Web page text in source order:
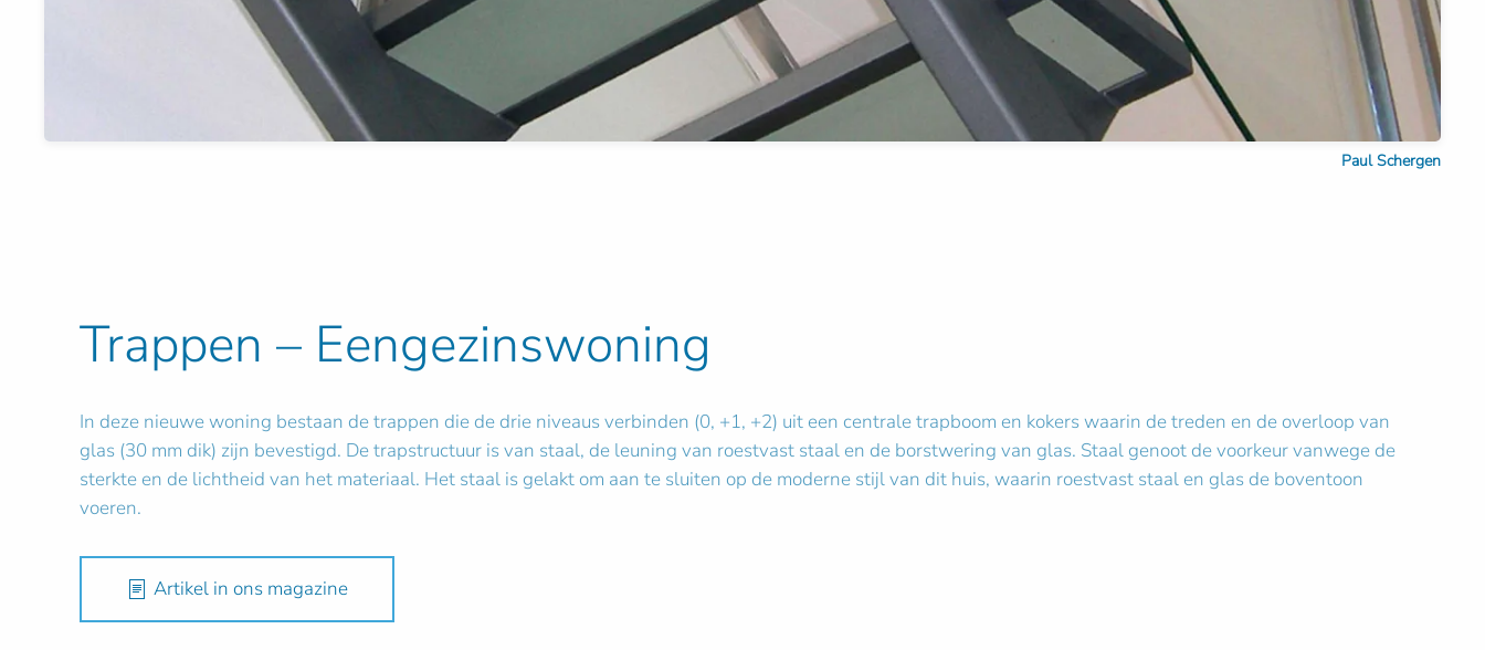
Paul Schergen
Trappen – Eengezinswoning
In deze nieuwe woning bestaan de trappen die de drie niveaus verbinden (0, +1, +2) uit een centrale trapboom en kokers waarin de treden en de overloop van
glas (30 mm dik) zijn bevestigd. De trapstructuur is van staal, de leuning van roestvast staal en de borstwering van glas. Staal genoot de voorkeur vanwege de
sterkte en de lichtheid van het materiaal. Het staal is gelakt om aan te sluiten op de moderne stijl van dit huis, waarin roestvast staal en glas de boventoon
voeren.
Artikel in ons magazine